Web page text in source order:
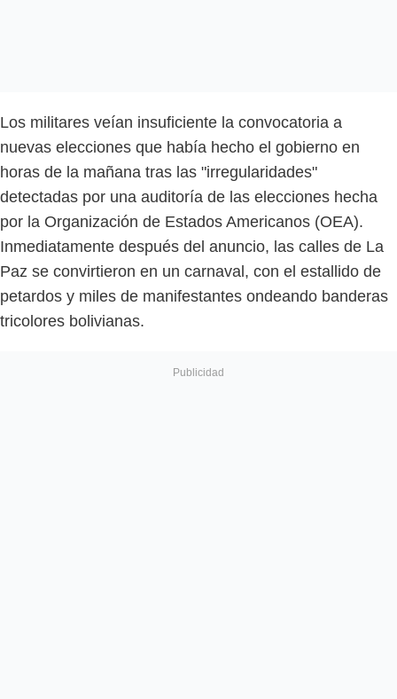
Los militares veían insuficiente la convocatoria a
nuevas elecciones que había hecho el gobierno en
horas de la mañana tras las "irregularidades"
detectadas por una auditoría de las elecciones hecha
por la Organización de Estados Americanos (OEA).
Inmediatamente después del anuncio, las calles de La
Paz se convirtieron en un carnaval, con el estallido de
petardos y miles de manifestantes ondeando banderas
tricolores bolivianas.